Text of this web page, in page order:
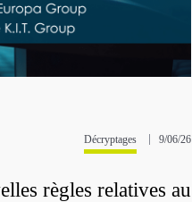
Décryptages 9/06/26
règles relatives au